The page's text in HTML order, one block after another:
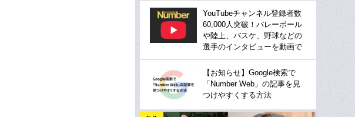
YouTubeチャンネル登録者数
60,000人突破！バレーボール
や陸上、バスケ、野球などの
選手のインタビューを動画で
【お知らせ】Google検索で
「Number Web」の記事を見
つけやすくする方法